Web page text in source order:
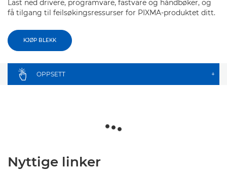
Last ned drivere, programvare, fastvare og håndbøker, og
få tilgang til feilsøkingsressurser for PIXMA-produktet ditt.
KJØP BLEKK
OPPSETT +
Nyttige linker